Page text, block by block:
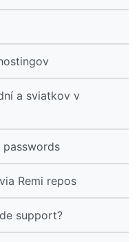
a sviatkov v
Remi repos
support?